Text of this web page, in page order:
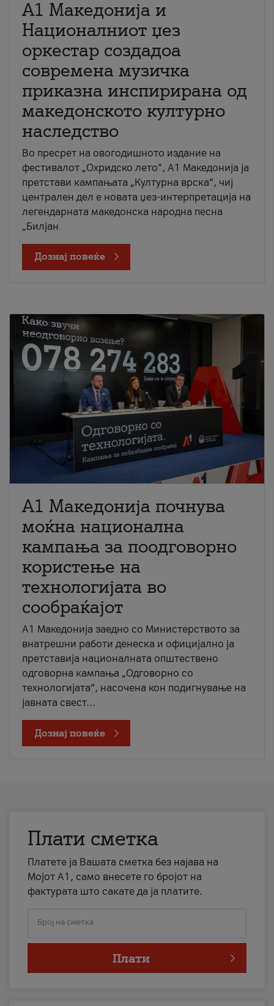
А1 Македонија и
Националниот џез
оркестар создадоа
современа музичка
приказна инспирирана од
македонското културно
наследство
Во пресрет на овогодишното издание на
фестивалот „Охридско лето“, А1 Македонија ја
претстави кампањата „Културна врска“, чиј
централен дел е новата џез-интерпретација на
легендарната македонска народна песна
„Билјан
Дознај повеќе
A1 Македонија почнува
моќна национална
кампања за поодговорно
користење на
технологијата во
сообраќајот
A1 Македонија заедно со Министерството за
внатрешни работи денеска и официјално ја
претставија националната општествено
одговорна кампања „Одговорно со
технологијата“, насочена кон подигнување на
јавната свест...
Дознај повеќе
Плати сметка
Платете ја Вашата сметка без најава на
Мојот А1, само внесете го бројот на
фактурата што сакате да ја платите.
Број на сметка
Плати